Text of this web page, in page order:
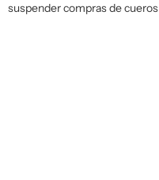
suspender compras de cueros